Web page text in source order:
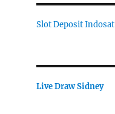
Slot Deposit Indosat
Live Draw Sidney